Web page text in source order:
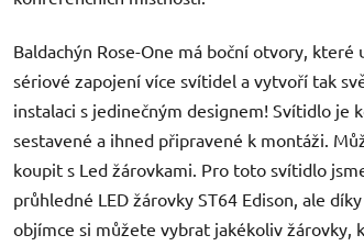
Baldachýn Rose-One má boční otvory, které
sériové zapojení více svítidel a vytvoří tak
instalaci s jedinečným designem! Svítidlo je
sestavené a ihned připravené k montáži.
koupit s Led žárovkami. Pro toto svítidlo
průhledné LED žárovky ST64 Edison, ale
objímce si můžete vybrat jakékoliv žárovky,